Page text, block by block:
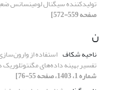
تولیدکننده سیگنال لومینسانس
صفحه 559-572]
ن
ناحیه شکاف استفاده از
تفسیر بهینه داد‌ه‌های
شماره 1، 1403، صفحه 55-76]